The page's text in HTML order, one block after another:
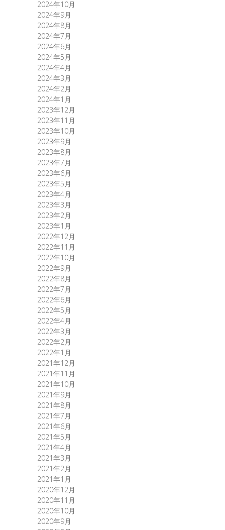
2024年10月
2024年9月
2024年8月
2024年7月
2024年6月
2024年5月
2024年4月
2024年3月
2024年2月
2024年1月
2023年12月
2023年11月
2023年10月
2023年9月
2023年8月
2023年7月
2023年6月
2023年5月
2023年4月
2023年3月
2023年2月
2023年1月
2022年12月
2022年11月
2022年10月
2022年9月
2022年8月
2022年7月
2022年6月
2022年5月
2022年4月
2022年3月
2022年2月
2022年1月
2021年12月
2021年11月
2021年10月
2021年9月
2021年8月
2021年7月
2021年6月
2021年5月
2021年4月
2021年3月
2021年2月
2021年1月
2020年12月
2020年11月
2020年10月
2020年9月